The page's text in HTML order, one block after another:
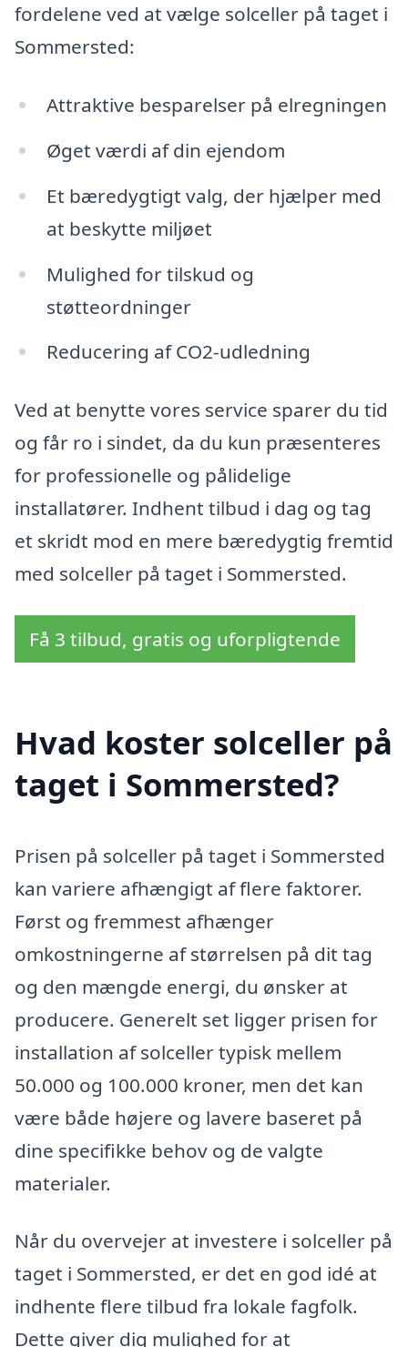
fordelene ved at vælge solceller på taget i
Sommersted:
Attraktive besparelser på elregningen
Øget værdi af din ejendom
Et bæredygtigt valg, der hjælper med
at beskytte miljøet
Mulighed for tilskud og
støtteordninger
Reducering af CO2-udledning
Ved at benytte vores service sparer du tid
og får ro i sindet, da du kun præsenteres
for professionelle og pålidelige
installatører. Indhent tilbud i dag og tag
et skridt mod en mere bæredygtig fremtid
med solceller på taget i Sommersted.
Få 3 tilbud, gratis og uforpligtende
Hvad koster solceller på
taget i Sommersted?
Prisen på solceller på taget i Sommersted
kan variere afhængigt af flere faktorer.
Først og fremmest afhænger
omkostningerne af størrelsen på dit tag
og den mængde energi, du ønsker at
producere. Generelt set ligger prisen for
installation af solceller typisk mellem
50.000 og 100.000 kroner, men det kan
være både højere og lavere baseret på
dine specifikke behov og de valgte
materialer.
Når du overvejer at investere i solceller på
taget i Sommersted, er det en god idé at
indhente flere tilbud fra lokale fagfolk.
Dette giver dig mulighed for at